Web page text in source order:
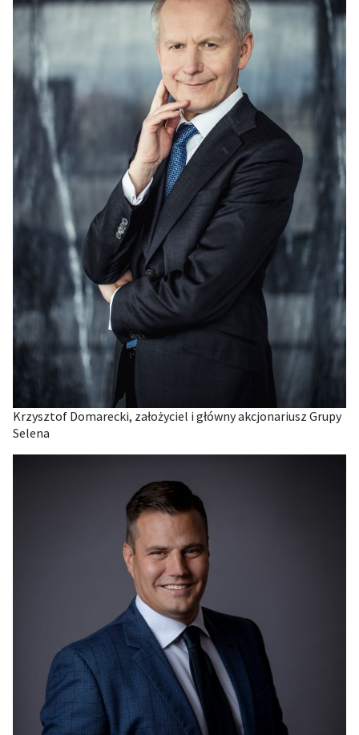
Krzysztof Domarecki, założyciel i główny akcjonariusz Grupy
Selena